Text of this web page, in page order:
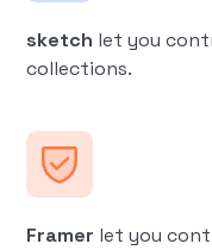
sketch let you
collections.
Framer let you